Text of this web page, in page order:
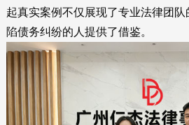
起真实案例不仅展现了专业法律团
陷债务纠纷的人提供了借鉴。